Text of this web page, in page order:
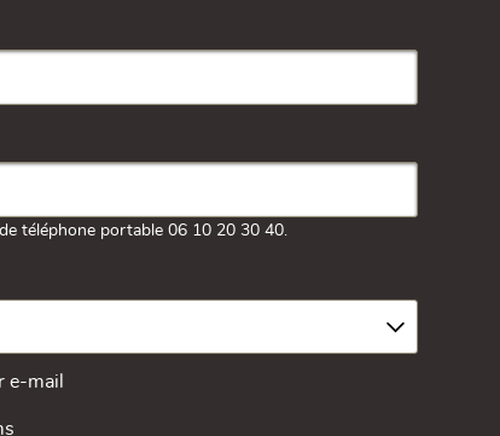
téléphone portable 06 10 20 30 40.
e-mail